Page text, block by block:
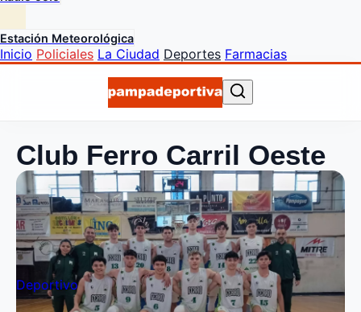
Estación Meteorológica
Inicio Policiales La Ciudad Deportes Farmacias
Club Ferro Carril Oeste
Deportivo